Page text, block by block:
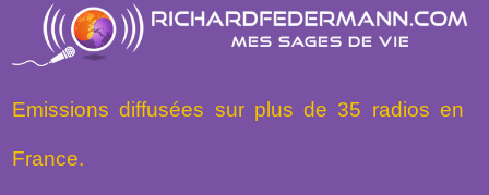
Emissions diffusées sur plus de 35 radios en
France.